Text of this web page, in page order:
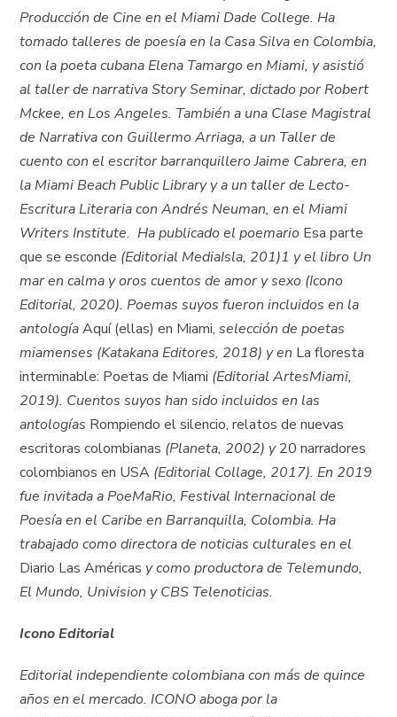
Producción de Cine en el Miami Dade College. Ha
tomado talleres de poesía en la Casa Silva en Colombia,
con la poeta cubana Elena Tamargo en Miami, y asistió
al taller de narrativa Story Seminar, dictado por Robert
Mckee, en Los Angeles. También a una Clase Magistral
de Narrativa con Guillermo Arriaga, a un Taller de
cuento con el escritor barranquillero Jaime Cabrera, en
la Miami Beach Public Library y a un taller de Lecto-
Escritura Literaria con Andrés Neuman, en el Miami
Writers Institute. Ha publicado el poemario Esa parte
que se esconde (Editorial MediaIsla, 201)1 y el libro Un
mar en calma y oros cuentos de amor y sexo (Icono
Editorial, 2020). Poemas suyos fueron incluidos en la
antologíaAquí (ellas) en Miami, selección de poetas
miamenses (Katakana Editores, 2018) y en La floresta
interminable: Poetas de Miami (Editorial ArtesMiami,
2019). Cuentos suyos han sido incluidos en las
antologías Rompiendo el silencio, relatos de nuevas
escritoras colombianas (Planeta, 2002) y20 narradores
colombianos en USA (Editorial Collage, 2017). En 2019
fue invitada a PoeMaRio, Festival Internacional de
Poesía en el Caribe en Barranquilla, Colombia. Ha
trabajado como directora de noticias culturales en el
Diario Las Américas y como productora de Telemundo,
El Mundo, Univision y CBS Telenoticias.
Icono Editorial
Editorial independiente colombiana con más de quince
años en el mercado. ICONO aboga por la